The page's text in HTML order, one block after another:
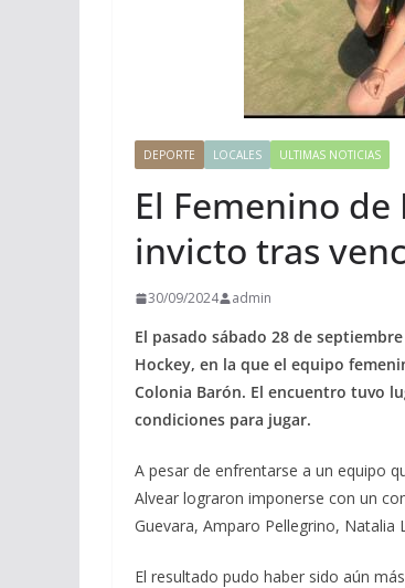
DEPORTE LOCALES ULTIMAS NOTICIAS
El Femenino
invicto tras
30/09/2024 admin
El pasado sábado 28 de
Hockey, en la que el equipo
Colonia Barón. El encuentro tuvo
condiciones para jugar.
A pesar de enfrentarse a un equipo
Alvear lograron imponerse con un
Guevara, Amparo Pellegrino, Natalia
El resultado pudo haber sido aún